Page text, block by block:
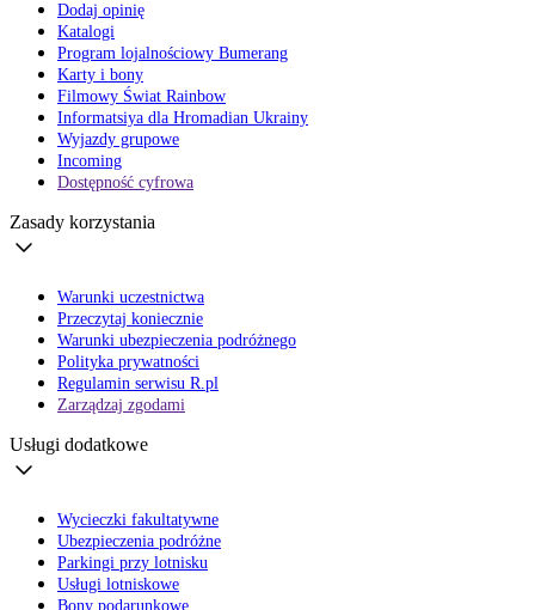
Dodaj opinię
Katalogi
Program lojalnościowy Bumerang
Karty i bony
Filmowy Świat Rainbow
Informatsiya dla Hromadian Ukrainy
Wyjazdy grupowe
Incoming
Dostępność cyfrowa
Zasady korzystania
Warunki uczestnictwa
Przeczytaj koniecznie
Warunki ubezpieczenia podróżnego
Polityka prywatności
Regulamin serwisu R.pl
Zarządzaj zgodami
Usługi dodatkowe
Wycieczki fakultatywne
Ubezpieczenia podróżne
Parkingi przy lotnisku
Usługi lotniskowe
Bony podarunkowe